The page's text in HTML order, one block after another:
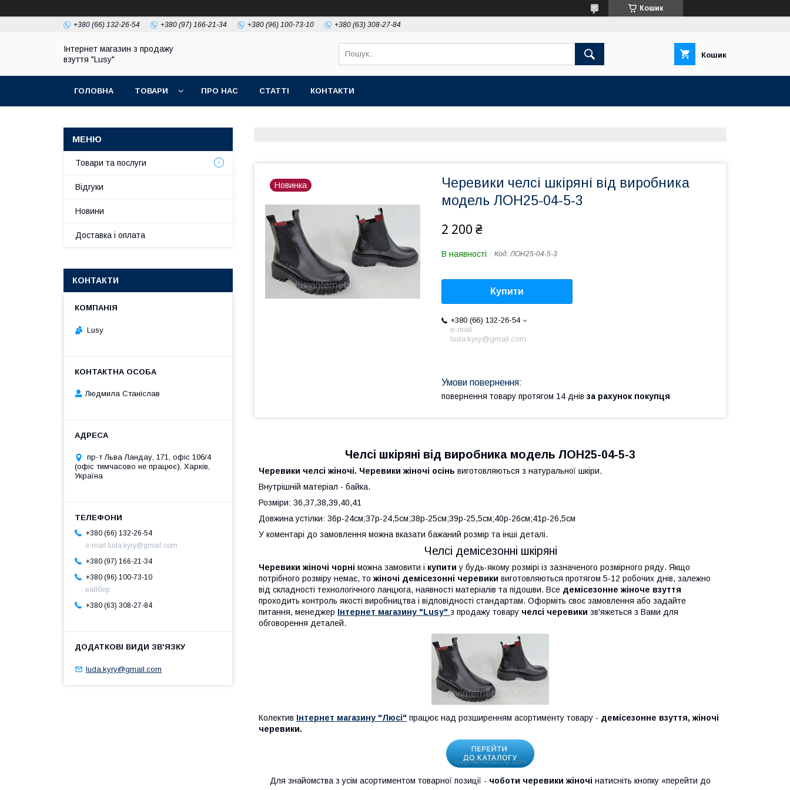
Кошик
+380 (66) 132-26-54 +380 (97) 166-21-34 +380 (96) 100-73-10 +380 (63) 308-27-84
Інтернет магазин з продажу
взуття "Lusy"
Кошик
ГОЛОВНА ТОВАРИ ПРО НАС СТАТТІ КОНТАКТИ
Новинка
Черевики челсі шкіряні від виробника
модель ЛОН25-04-5-3
2 200 ₴
В наявності Код:ЛОН25-04-5-3
Купити
+380 (66) 132-26-54
e-mail
luda.kyry@gmail.com
повернення товару протягом 14 днів за рахунок покупця
Челсі шкіряні від виробника модель ЛОН25-04-5-3
Черевики челсі жіночі. Черевики жіночі осінь виготовляються з натуральної шкіри.
Внутрішній матеріал - байка.
Розміри: 36,37,38,39,40,41
Довжина устілки: 36р-24см;37р-24,5см;38р-25см;39р-25,5см;40р-26см;41р-26,5см
У коментарі до замовлення можна вказати бажаний розмір та інші деталі.
Челсі демісезонні шкіряні
Черевики жіночі чорні можна замовити і купити у будь-якому розмірі із зазначеного розмірного ряду. Якщо
потрібного розміру немає, то жіночі демісезонні черевики виготовляються протягом 5-12 робочих днів, залежно
від складності технологічного ланцюга, наявності матеріалів та підошви. Все демісезонне жіноче взуття
проходить контроль якості виробництва і відповідності стандартам. Оформіть своє замовлення або задайте
питання, менеджер Інтернет магазину "Lusy" з продажу товару челсі черевики зв'яжеться з Вами для
обговорення деталей.
Колектив Інтернет магазину "Люсі" працює над розширенням асортименту товару - демісезонне взуття, жіночі
черевики.
Для знайомства з усім асортиментом товарної позиції - чоботи черевики жіночі натисніть кнопку «перейти до
Товари та послуги
Відгуки
Новини
Доставка і оплата
КОНТАКТИ
Lusy
Людмила Станіслав
пр-т Льва Ландау, 171, офіс 106/4
(офіс тимчасово не працює), Харків,
Україна
+380 (66) 132-26-54
e-mail luda.kyry@gmail.com
+380 (97) 166-21-34
+380 (96) 100-73-10
вайбер
+380 (63) 308-27-84
luda.kyry@gmail.com